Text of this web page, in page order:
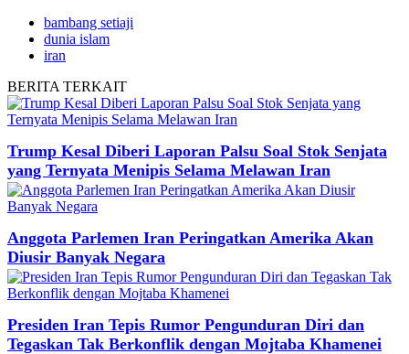
bambang setiaji
dunia islam
iran
BERITA TERKAIT
Trump Kesal Diberi Laporan Palsu Soal Stok Senjata
yang Ternyata Menipis Selama Melawan Iran
Anggota Parlemen Iran Peringatkan Amerika Akan
Diusir Banyak Negara
Presiden Iran Tepis Rumor Pengunduran Diri dan
Tegaskan Tak Berkonflik dengan Mojtaba Khamenei